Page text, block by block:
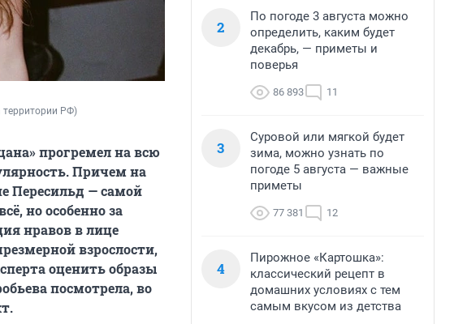
территории РФ)
прогремел на всю
Причем на
Пересильд — самой
но особенно за
нравов в лице
взрослости,
оценить образы
посмотрела, во
2
По погоде 3 августа можно
определить, каким будет
декабрь, — приметы и
поверья
86 893 11
3
Суровой или мягкой будет
зима, можно узнать по
погоде 5 августа — важные
приметы
77 381 12
4
Пирожное «Картошка»:
классический рецепт в
домашних условиях с тем
самым вкусом из детства